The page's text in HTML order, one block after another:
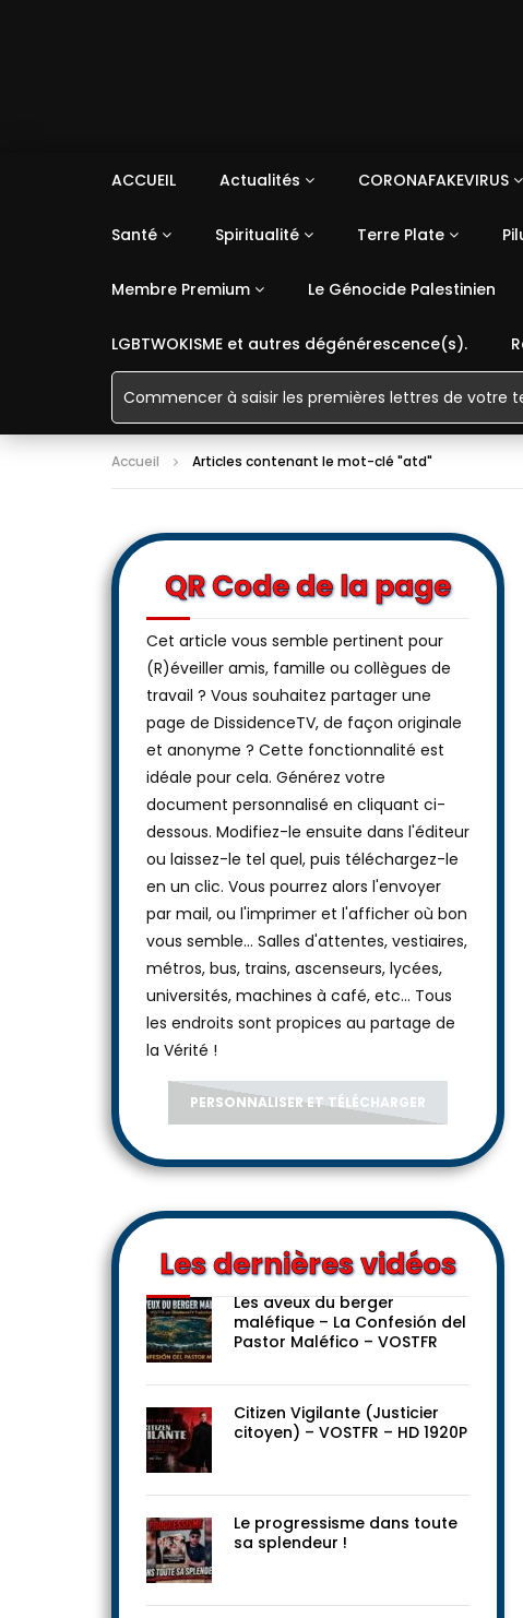
ACCUEIL Actualités CORONAFAKEVIRUS
Santé Spiritualité Terre Plate
Membre Premium Le Génocide Palestinien
LGBTWOKISME et autres dégénérescence(s).
Accueil Articles contenant le mot-clé "atd"
QR Code de la page
Cet article vous semble pertinent pour
(R)éveiller amis, famille ou collègues de
travail ? Vous souhaitez partager une
page de DissidenceTV, de façon originale
et anonyme ? Cette fonctionnalité est
idéale pour cela. Générez votre
document personnalisé en cliquant ci-
dessous. Modifiez-le ensuite dans l'éditeur
ou laissez-le tel quel, puis téléchargez-le
en un clic. Vous pourrez alors l'envoyer
par mail, ou l'imprimer et l'afficher où bon
vous semble… Salles d'attentes, vestiaires,
métros, bus, trains, ascenseurs, lycées,
universités, machines à café, etc... Tous
les endroits sont propices au partage de
la Vérité !
PERSONNALISER ET TÉLÉCHARGER
Les dernières vidéos
Les aveux du berger
maléfique – La Confesión del
Pastor Maléfico – VOSTFR
Citizen Vigilante (Justicier
citoyen) – VOSTFR – HD 1920P
Le progressisme dans toute
sa splendeur !